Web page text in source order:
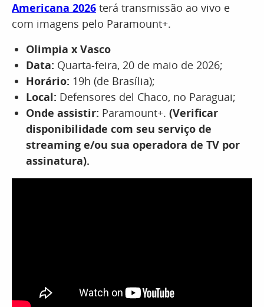
Americana 2026 terá transmissão ao vivo e
com imagens pelo Paramount+.
Olimpia x Vasco
Data: Quarta-feira, 20 de maio de 2026;
Horário: 19h (de Brasília);
Local: Defensores del Chaco, no Paraguai;
Onde assistir: Paramount+. (Verificar
disponibilidade com seu serviço de
streaming e/ou sua operadora de TV por
assinatura).